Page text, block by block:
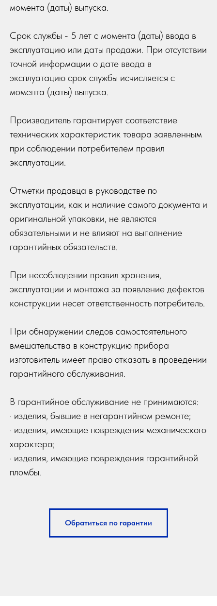
момента (даты) выпуска.
Срок службы - 5 лет с момента (даты) ввода в
эксплуатацию или даты продажи. При отсутствии
точной информации о дате ввода в
эксплуатацию срок службы исчисляется с
момента (даты) выпуска.
Производитель гарантирует соответствие
технических характеристик товара заявленным
при соблюдении потребителем правил
эксплуатации.
Отметки продавца в руководстве по
эксплуатации, как и наличие самого документа и
оригинальной упаковки, не являются
обязательными и не влияют на выполнение
гарантийных обязательств.
При несоблюдении правил хранения,
эксплуатации и монтажа за появление дефектов
конструкции несет ответственность потребитель.
При обнаружении следов самостоятельного
вмешательства в конструкцию прибора
изготовитель имеет право отказать в проведении
гарантийного обслуживания.
В гарантийное обслуживание не принимаются:
· изделия, бывшие в негарантийном ремонте;
· изделия, имеющие повреждения механического
характера;
· изделия, имеющие повреждения гарантийной
пломбы.
Обратиться по гарантии